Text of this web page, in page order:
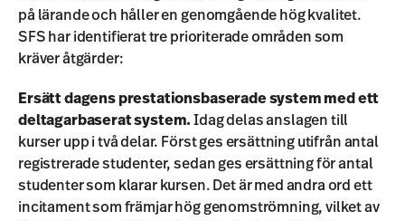
på lärande och håller en genomgående hög kvalitet.
SFS har identifierat tre prioriterade områden som
kräver åtgärder:
Ersätt dagens prestationsbaserade system med ett
deltagarbaserat system.Idag delas anslagen till
kurser upp i två delar. Först ges ersättning utifrån antal
registrerade studenter, sedan ges ersättning för antal
studenter som klarar kursen. Det är med andra ord ett
incitament som främjar hög genomströmning, vilket av